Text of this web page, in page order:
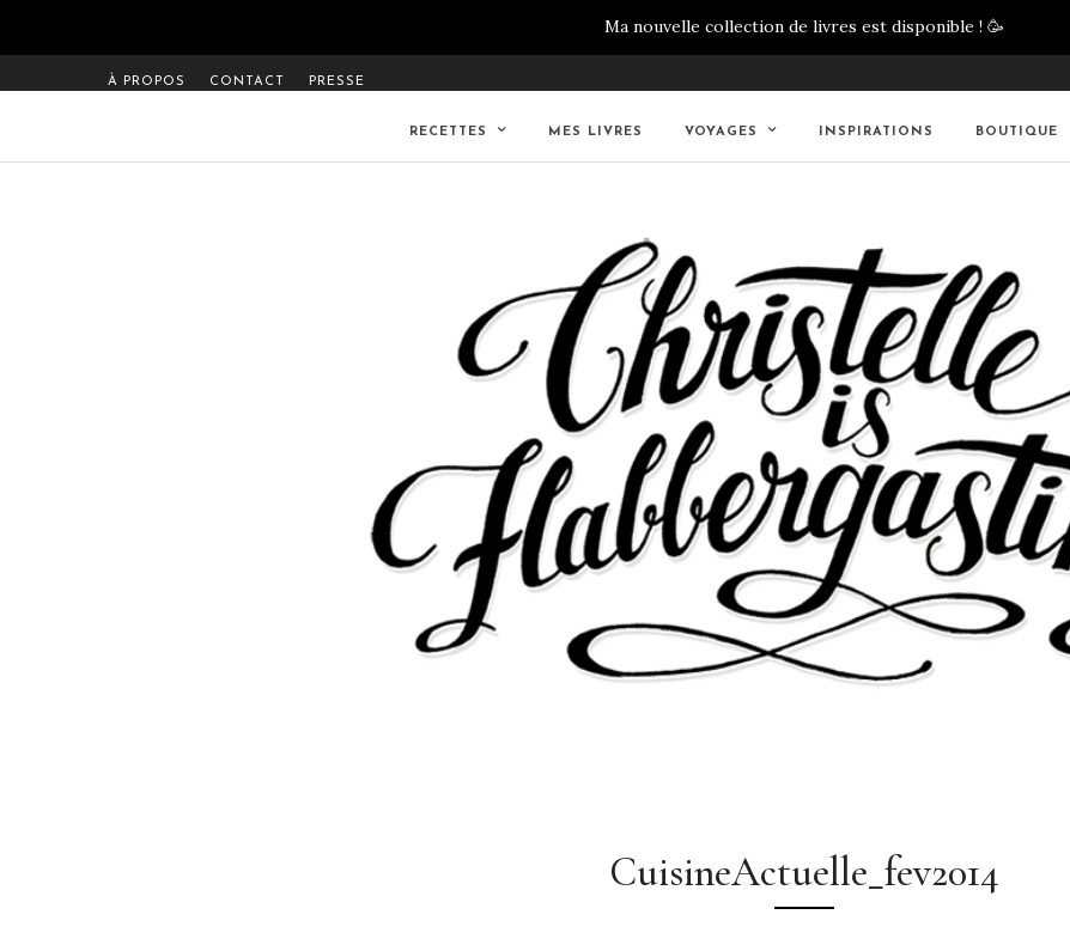
Ma nouvelle collection de livres est disponible ! 🥳
À PROPOS CONTACT PRESSE
RECETTES MES LIVRES VOYAGES INSPIRATIONS BOUTIQUE
CuisineActuelle_fev2014